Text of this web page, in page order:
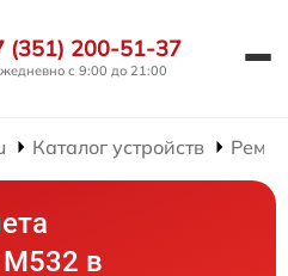
(351) 200-51-37
с 9:00 до 21:00
Каталог устройств
в